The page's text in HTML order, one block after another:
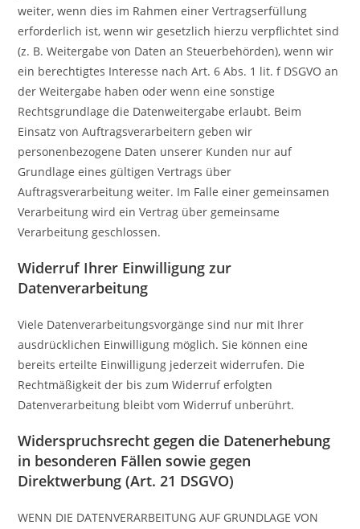
weiter, wenn dies im Rahmen einer Vertragserfüllung
erforderlich ist, wenn wir gesetzlich hierzu verpflichtet sind
(z. B. Weitergabe von Daten an Steuerbehörden), wenn wir
ein berechtigtes Interesse nach Art. 6 Abs. 1 lit. f DSGVO an
der Weitergabe haben oder wenn eine sonstige
Rechtsgrundlage die Datenweitergabe erlaubt. Beim
Einsatz von Auftragsverarbeitern geben wir
personenbezogene Daten unserer Kunden nur auf
Grundlage eines gültigen Vertrags über
Auftragsverarbeitung weiter. Im Falle einer gemeinsamen
Verarbeitung wird ein Vertrag über gemeinsame
Verarbeitung geschlossen.
Widerruf Ihrer Einwilligung zur
Datenverarbeitung
Viele Datenverarbeitungsvorgänge sind nur mit Ihrer
ausdrücklichen Einwilligung möglich. Sie können eine
bereits erteilte Einwilligung jederzeit widerrufen. Die
Rechtmäßigkeit der bis zum Widerruf erfolgten
Datenverarbeitung bleibt vom Widerruf unberührt.
Widerspruchsrecht gegen die Datenerhebung
in besonderen Fällen sowie gegen
Direktwerbung (Art. 21 DSGVO)
WENN DIE DATENVERARBEITUNG AUF GRUNDLAGE VON